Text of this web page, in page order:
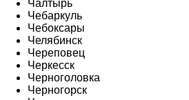
Чалтырь
Чебаркуль
Чебоксары
Челябинск
Череповец
Черкесск
Черноголовка
Черногорск